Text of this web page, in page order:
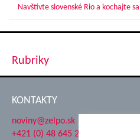
Navštívte slovenské Rio a kochajte
Rubriky
KONTAKTY
noviny@zelpo.sk
+421 (0) 48 645 2711